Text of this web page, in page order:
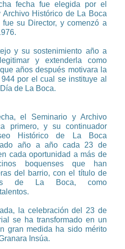
fecha fue elegida por el
Histórico de La Boca
su Director, y comenzó a
y su sostenimiento año a
y extenderla como
años después motivara la
por el cual se instituye al
de La Boca.
el Seminario y Archivo
primero, y su continuador
Histórico de La Boca
año a año cada 23 de
cada oportunidad a más de
boquenses que han
del barrio, con el título de
de La Boca, como
la celebración del 23 de
se ha transformado en un
gran medida ha sido mérito
Insúa.